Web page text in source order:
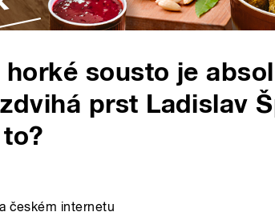
sousto je
prst Ladislav
českém internetu